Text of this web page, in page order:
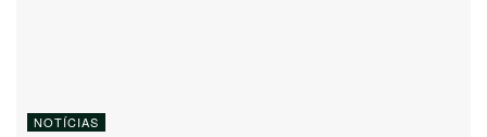
NOTÍCIAS